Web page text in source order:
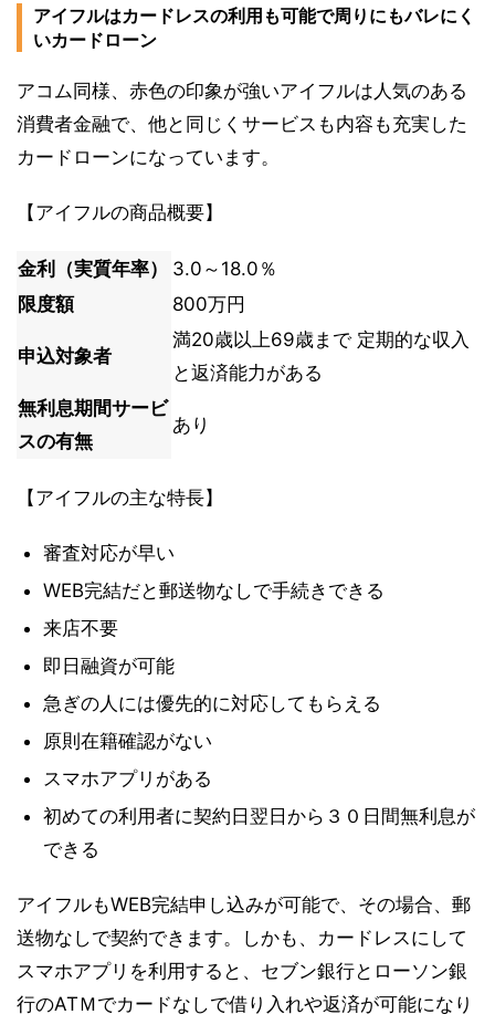
アイフルはカードレスの利用も可能で周りにもバレにく
いカードローン
アコム同様、赤色の印象が強いアイフルは人気のある
消費者金融で、他と同じくサービスも内容も充実した
カードローンになっています。
【アイフルの商品概要】
金利（実質年率）
3.0～18.0％
限度額
800万円
申込対象者
満20歳以上69歳まで 定期的な収入
と返済能力がある
無利息期間サービ
スの有無
あり
【アイフルの主な特長】
審査対応が早い
WEB完結だと郵送物なしで手続きできる
来店不要
即日融資が可能
急ぎの人には優先的に対応してもらえる
原則在籍確認がない
スマホアプリがある
初めての利用者に契約日翌日から３０日間無利息が
できる
アイフルもWEB完結申し込みが可能で、その場合、郵
送物なしで契約できます。しかも、カードレスにして
スマホアプリを利用すると、セブン銀行とローソン銀
行のATＭでカードなしで借り入れや返済が可能になり